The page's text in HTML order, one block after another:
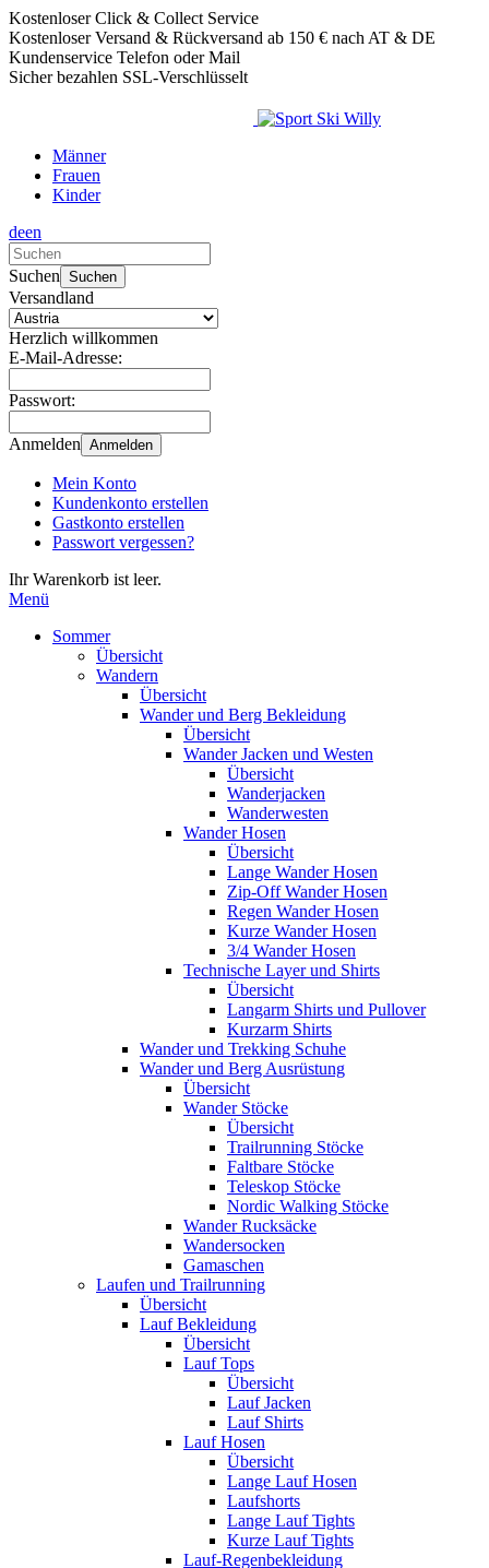
Kostenloser Click & Collect Service
Kostenloser Versand & Rückversand ab 150 € nach AT & DE
Kundenservice Telefon oder Mail
Sicher bezahlen SSL-Verschlüsselt
Männer
Frauen
Kinder
deen
die
nach
oben
unten,
um
das
können
Touch-
und
Streichgesten
verwenden.
Suchen Suchen
Versandland
Herzlich willkommen
E-Mail-Adresse:
Passwort:
Anmelden Anmelden
Mein Konto
Kundenkonto erstellen
Gastkonto erstellen
Passwort vergessen?
Ihr Warenkorb ist leer.
Menü
Sommer
Übersicht
Wandern
Übersicht
Wander und Berg Bekleidung
Übersicht
Wander Jacken und Westen
Übersicht
Wanderjacken
Wanderwesten
Wander Hosen
Übersicht
Lange Wander Hosen
Zip-Off Wander Hosen
Regen Wander Hosen
Kurze Wander Hosen
3/4 Wander Hosen
Technische Layer und Shirts
Übersicht
Langarm Shirts und Pullover
Kurzarm Shirts
Wander und Trekking Schuhe
Wander und Berg Ausrüstung
Übersicht
Wander Stöcke
Übersicht
Trailrunning Stöcke
Faltbare Stöcke
Teleskop Stöcke
Nordic Walking Stöcke
Wander Rucksäcke
Wandersocken
Gamaschen
Laufen und Trailrunning
Übersicht
Lauf Bekleidung
Übersicht
Lauf Tops
Übersicht
Lauf Jacken
Lauf Shirts
Lauf Hosen
Übersicht
Lange Lauf Hosen
Laufshorts
Lange Lauf Tights
Kurze Lauf Tights
Lauf-Regenbekleidung